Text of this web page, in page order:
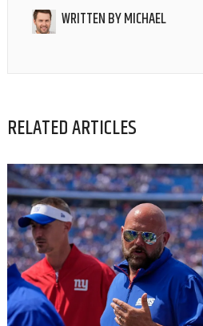
WRITTEN BYMICHAEL
RELATED ARTICLES